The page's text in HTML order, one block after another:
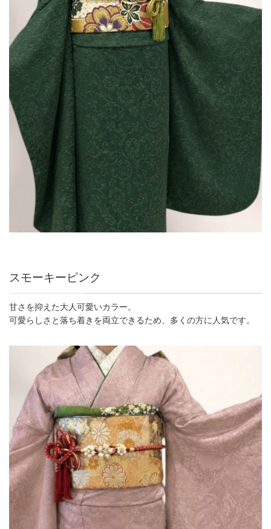
スモーキーピンク
甘さを抑えた大人可愛いカラー。
可愛らしさと落ち着きを両立できるため、多くの方に人気です。